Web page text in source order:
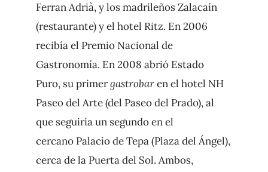
Ferran Adrià, y los madrileños Zalacaín
(restaurante) y el hotel Ritz. En 2006
recibía el Premio Nacional de
Gastronomía. En 2008 abrió Estado
Puro, su primergastrobaren el hotel NH
Paseo del Arte (del Paseo del Prado),al
que seguiría un segundo en el
cercano Palacio de Tepa (Plaza del Ángel),
cerca de la Puerta del Sol. Ambos,